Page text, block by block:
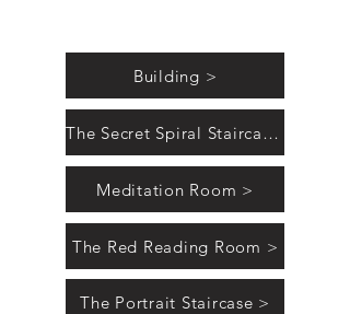
Building >
The Secret Spiral Staircase >
Meditation Room >
The Red Reading Room >
The Portrait Staircase >